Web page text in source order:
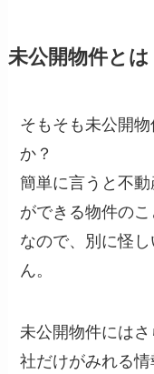
未公開物件とは
そもそも未公開
か？
簡単に言うと不
ができる物件のこ
なので、別に怪
ん。
未公開物件には
社だけがみれる情